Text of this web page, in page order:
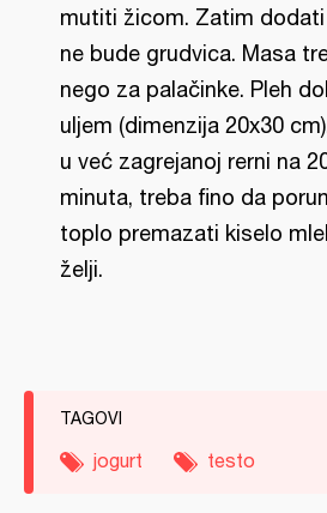
mutiti žicom. Zatim
ne bude grudvica. Masa
nego za palačinke. Pleh
uljem (dimenzija 20x30
u već zagrejanoj rerni na
minuta, treba fino da
toplo premazati kiselo
želji.
TAGOVI
jogurt testo